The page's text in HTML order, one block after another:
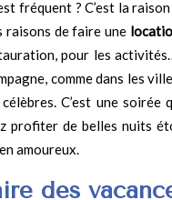
fréquent ? C’est la
raisons de faire une
pour les
comme dans les
C’est une
profiter de belles nuits
amoureux.
des